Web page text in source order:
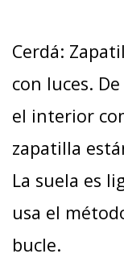
Cerdá:
con luces.
el interior
zapatilla
La suela es
usa el
bucle.